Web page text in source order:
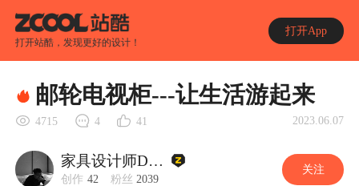
打开站酷，发现更好的设计！
打开App
邮轮电视柜---让生活游起来
4715 4 41 2023.06.07
家具设计师Dante
创作 42 粉丝 2039
关注